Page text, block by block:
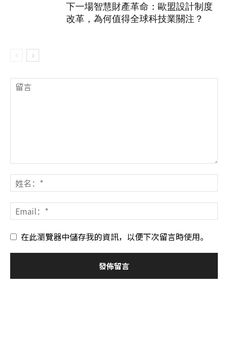
下一場智慧財產革命：歐盟設計制度
改革，為何值得全球科技業關注？
在此瀏覽器中儲存我的資訊，以便下次留言時使用。